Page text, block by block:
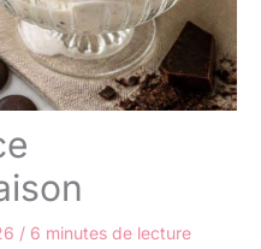
/ 6 minutes de lecture